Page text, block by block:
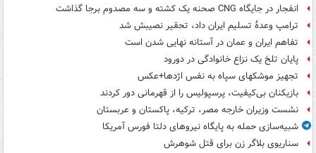
انفجار در جایگاه CNG صحنه یک کشته و سه مصدوم برجا گذاشت
ترامپ وعدۀ تسلیم ایران داد، تحقیر نصیبش شد
تفاهم ایران و عمان در آستانه نهایی شدن است
پایان تلخ یک نزاع خانوادگی در دورود
تجهیز موشکهای سپاه به نفس اژدها+عکس
بازیکنان بی‌کیفیت، پرسپولیس را از قهرمانی دور کردند
نشست وزیران خارجه مصر، ترکیه، پاکستان و عربستان
شبیه‌سازی حمله به پایگاه نیروهای دلتا فورس آمریکا
سناریوی بلاگر زن برای قتل شوهرش